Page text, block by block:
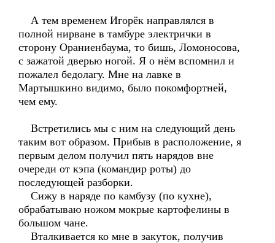
А тем временем Игорёк направлялся в
полной нирване в тамбуре электрички в
сторону Ораниенбаума, то бишь, Ломоносова,
с зажатой дверью ногой. Я о нём вспомнил и
пожалел бедолагу. Мне на лавке в
Мартышкино видимо, было покомфортней,
чем ему.
Встретились мы с ним на следующий день
таким вот образом. Прибыв в расположение, я
первым делом получил пять нарядов вне
очереди от кэпа (командир роты) до
последующей разборки.
Сижу в наряде по камбузу (по кухне),
обрабатываю ножом мокрые картофелины в
большом чане.
Вталкивается ко мне в закуток, получив